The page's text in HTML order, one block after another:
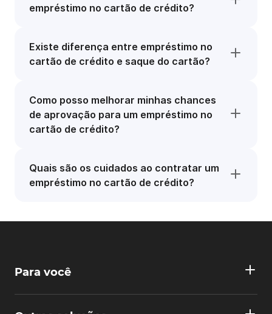
empréstimo no cartão de crédito?
Existe diferença entre empréstimo no
cartão de crédito e saque do cartão?
Como posso melhorar minhas chances
de aprovação para um empréstimo no
cartão de crédito?
Quais são os cuidados ao contratar um
empréstimo no cartão de crédito?
Para você